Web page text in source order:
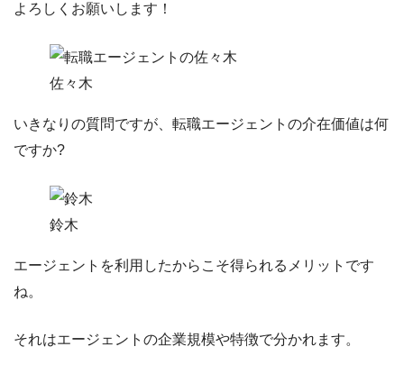
よろしくお願いします！
佐々木
いきなりの質問ですが、 転職エージェントの介在価値は何
ですか?
鈴木
エージェントを利用したからこそ得られるメリットです
ね。
それはエージェントの企業規模や特徴で分かれます。